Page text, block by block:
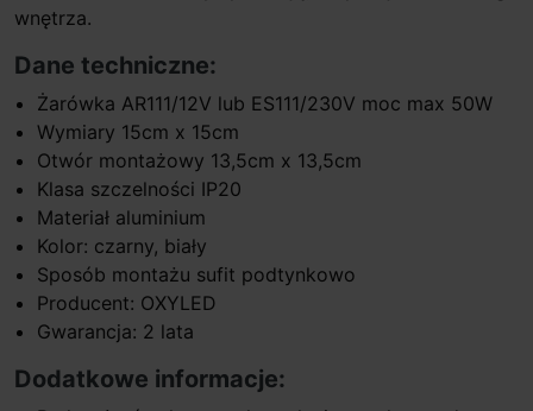
wnętrza.
Dane techniczne:
Żarówka AR111/12V lub ES111/230V moc max 50W
Wymiary 15cm x 15cm
Otwór montażowy 13,5cm x 13,5cm
Klasa szczelności IP20
Materiał aluminium
Kolor: czarny, biały
Sposób montażu sufit podtynkowo
Producent: OXYLED
Gwarancja: 2 lata
Dodatkowe informacje: